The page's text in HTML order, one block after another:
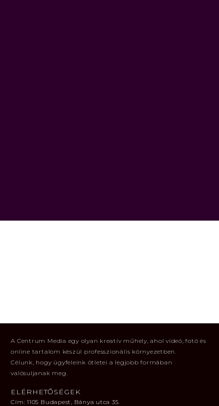
A Centrum Media egy olyan kreatív műhely, ahol videó, fotó és
online tartalom készül professzionális környezetben.
Célunk, hogy ügyfeleink ötletei a legjobb formában
valósuljanak meg.
ELÉRHETŐSÉGEK
Cím: 1105 Budapest, Bánya utca 35.